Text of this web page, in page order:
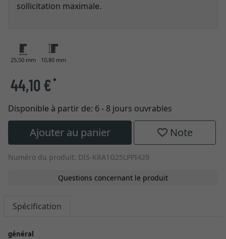
sollicitation maximale.
25,50 mm 10,80 mm
44,10 €*
Disponible à partir de: 6 - 8 jours ouvrables
Ajouter au panier Note
Numéro du produit: DIS-KRA1G25LPPI429
Questions concernant le produit
Spécification
général